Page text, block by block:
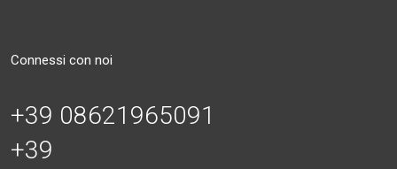
Connessi con noi
+39 08621965091
+39